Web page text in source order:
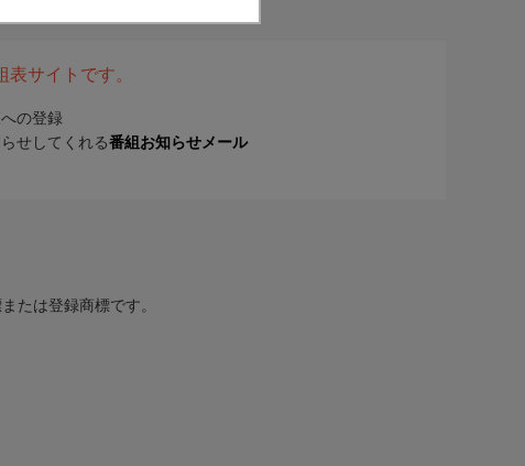
サイトです。
の登録
せしてくれる番組お知らせメール
たは登録商標です。